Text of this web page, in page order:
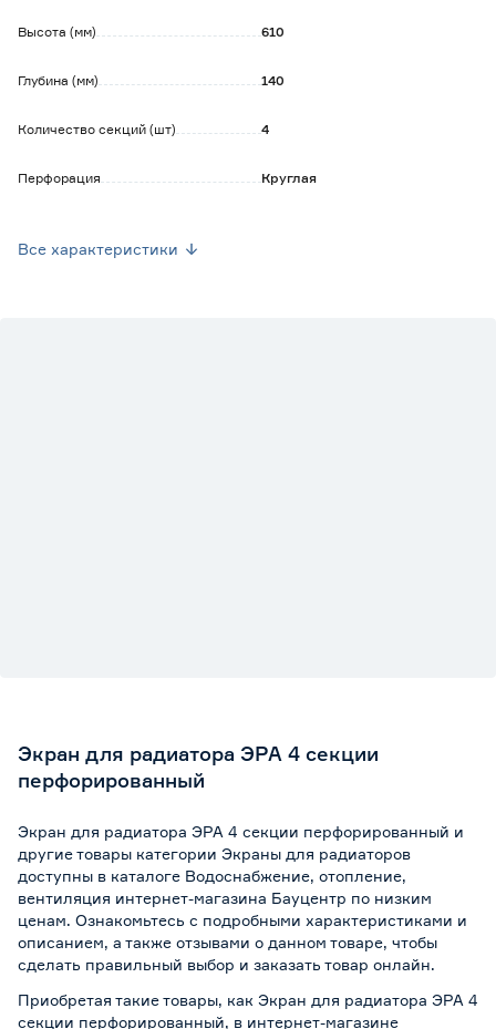
Высота (мм) 610
Глубина (мм) 140
Количество секций (шт) 4
Перфорация Круглая
Все характеристики
Экран для радиатора ЭРА 4 секции
перфорированный
Экран для радиатора ЭРА 4 секции перфорированный и
другие товары категории Экраны для радиаторов
доступны в каталоге Водоснабжение, отопление,
вентиляция интернет-магазина Бауцентр по низким
ценам. Ознакомьтесь с подробными характеристиками и
описанием, а также отзывами о данном товаре, чтобы
сделать правильный выбор и заказать товар онлайн.
Приобретая такие товары, как Экран для радиатора ЭРА 4
секции перфорированный, в интернет-магазине